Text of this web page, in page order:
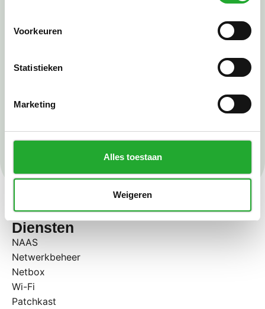
Voorkeuren
Statistieken
Marketing
Alles toestaan
Weigeren
Verzenden
Diensten
NAAS
Netwerkbeheer
Netbox
Wi-Fi
Patchkast